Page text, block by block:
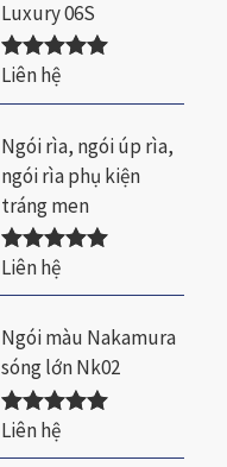
Luxury 06S
Được xếp
Liên hệ
Ngói rìa, ngói úp rìa,
ngói rìa phụ kiện
tráng men
Được xếp
Liên hệ
Ngói màu Nakamura
sóng lớn Nk02
Được xếp
Liên hệ